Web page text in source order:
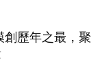
創歷年之最，聚